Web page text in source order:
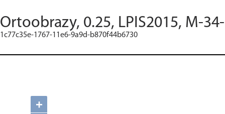
Ortoobrazy, 0.25, LPIS2015, M-
1c77c35e-1767-11e6-9a9d-b870f44b6730
+